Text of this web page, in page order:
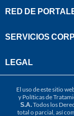
RED DE
SERVICIOS
LEGAL
El uso de este sitio
y Políticas de
S.A.Todos los
total o parcial, así